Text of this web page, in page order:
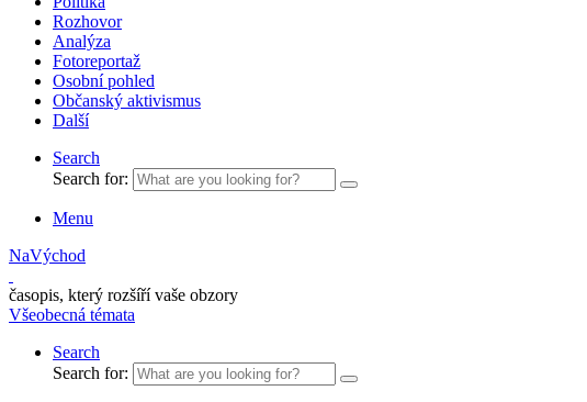
Rozhovor
Analýza
Fotoreportaž
Osobní pohled
Občanský aktivismus
Další
Search
Search for:
Menu
NaVýchod
časopis, který rozšíří vaše obzory
Všeobecná témata
Search
Search for: